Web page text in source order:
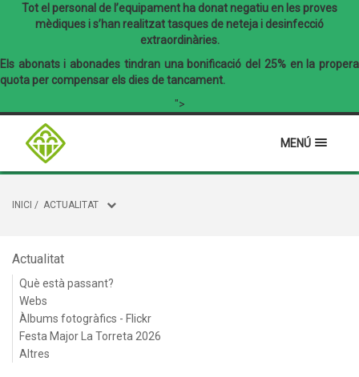
Tot el personal de l’equipament ha donat negatiu en les proves
mèdiques i s’han realitzat tasques de neteja i desinfecció
extraordinàries.
Els abonats i abonades tindran una bonificació del 25% en la propera
quota per compensar els dies de tancament.
">
MENÚ
INICI / ACTUALITAT
Actualitat
Què està passant?
Webs
Àlbums fotogràfics - Flickr
Festa Major La Torreta 2026
Altres